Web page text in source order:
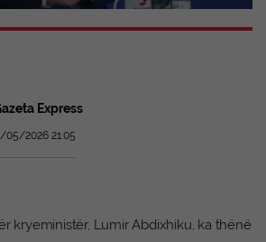
Express
05/2026 21:05
kryeministër, Lumir Abdixhiku, ka thënë